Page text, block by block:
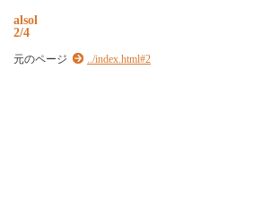
alsol
2/4
元のページ ../index.html#2